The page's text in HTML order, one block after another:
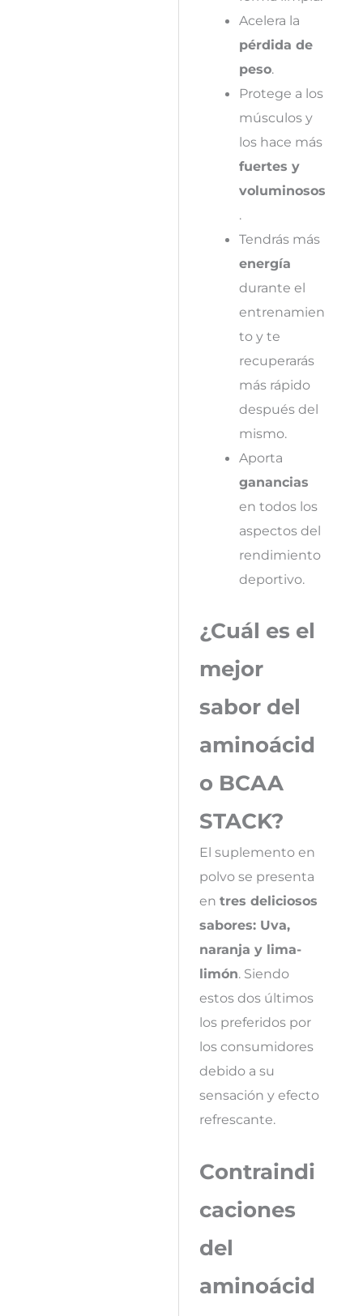
Acelera la
pérdida de
peso.
Protege a los
músculos y
los hace más
fuertes y
voluminosos
.
Tendrás más
energía
durante el
entrenamien
to y te
recuperarás
más rápido
después del
mismo.
Aporta
ganancias
en todos los
aspectos del
rendimiento
deportivo.
¿Cuál es el
mejor
sabor del
aminoácid
o BCAA
STACK?
El suplemento en
polvo se presenta
en tres deliciosos
sabores: Uva,
naranja y lima-
limón. Siendo
estos dos últimos
los preferidos por
los consumidores
debido a su
sensación y efecto
refrescante.
Contraindi
caciones
del
aminoácid